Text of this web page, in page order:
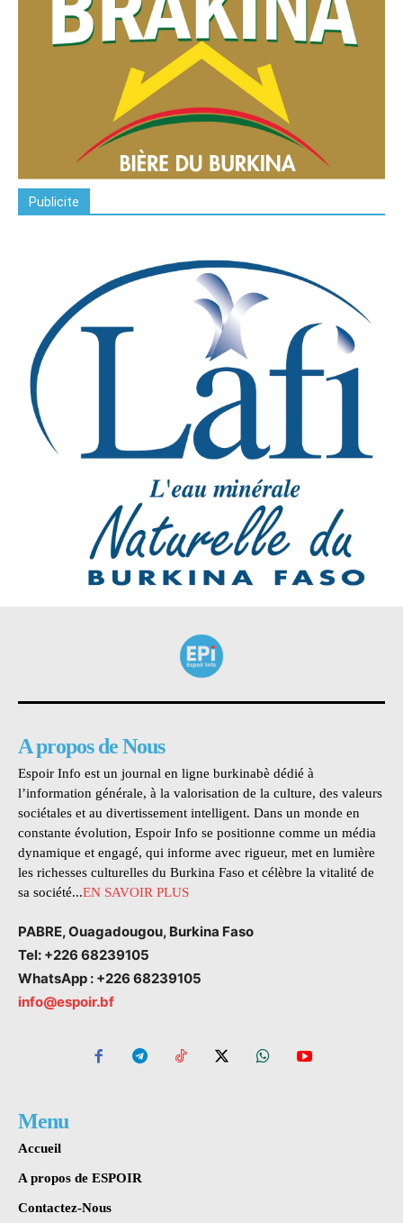
Publicite
A propos de Nous
Espoir Info est un journal en ligne burkinabè dédié à
l’information générale, à la valorisation de la culture, des valeurs
sociétales et au divertissement intelligent. Dans un monde en
constante évolution, Espoir Info se positionne comme un média
dynamique et engagé, qui informe avec rigueur, met en lumière
les richesses culturelles du Burkina Faso et célèbre la vitalité de
sa société...EN SAVOIR PLUS
PABRE, Ouagadougou, Burkina Faso
Tel: +226 68239105
WhatsApp : +226 68239105
info@espoir.bf
Menu
Accueil
A propos de ESPOIR
Contactez-Nous